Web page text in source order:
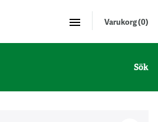
Varukorg (0)
Sök